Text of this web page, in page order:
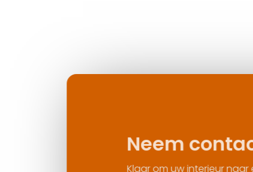
Neem contact op
Klaar om uw interieur naar een hoger